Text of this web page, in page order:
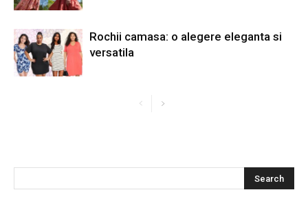
Rochii camasa: o alegere eleganta si
versatila